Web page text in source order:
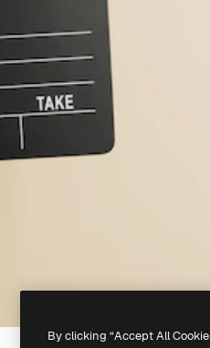
By clicking “Accept All